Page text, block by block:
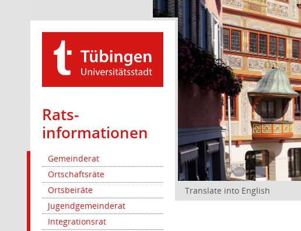
Rats­
informationen
Gemeinderat
Ortschaftsräte
Ortsbeiräte
Jugendgemeinderat
Integrationsrat
Translate into English